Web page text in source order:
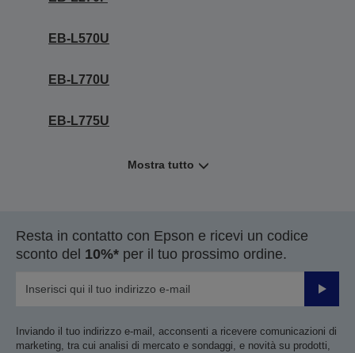
EB-L570U
EB-L770U
EB-L775U
Mostra tutto
Resta in contatto con Epson e ricevi un codice
sconto del 10%* per il tuo prossimo ordine.
Invia
Inviando il tuo indirizzo e-mail, acconsenti a ricevere comunicazioni di
marketing, tra cui analisi di mercato e sondaggi, e novità su prodotti,